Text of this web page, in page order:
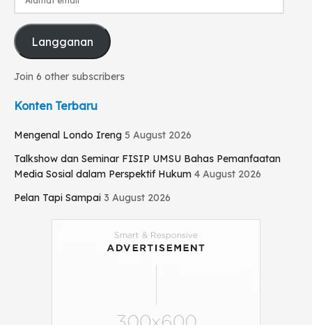
Langganan
Join 6 other subscribers
Konten Terbaru
Mengenal Londo Ireng 5 August 2026
Talkshow dan Seminar FISIP UMSU Bahas Pemanfaatan
Media Sosial dalam Perspektif Hukum 4 August 2026
Pelan Tapi Sampai 3 August 2026